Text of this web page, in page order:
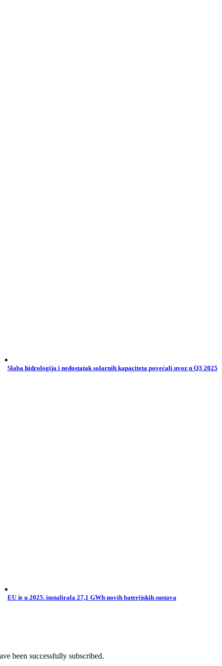
Slaba hidrologija i nedostatak solarnih kapaciteta povećali uvoz u Q3 2025
EU je u 2025. instalirala 27,1 GWh novih baterijskih sustava
been successfully subscribed.